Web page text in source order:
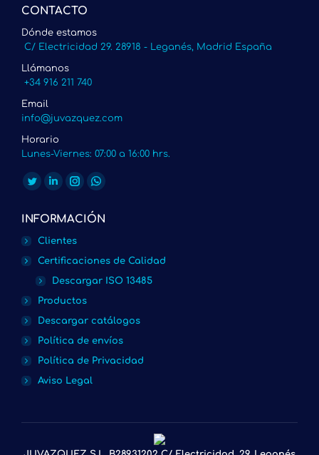
CONTACTO
Dónde estamos
C/ Electricidad 29. 28918 - Leganés, Madrid España
Llámanos
+34 916 211 740
Email
info@juvazquez.com
Horario
Lunes-Viernes: 07:00 a 16:00 hrs.
Encuéntranos en:
Twitter
opens
in
new
window
Linkedin
opens
in
new
window
Instagram
opens
in
new
window
Whatsapp
new
window
INFORMACIÓN
Clientes
Certificaciones de Calidad
Descargar ISO 13485
Productos
Descargar catálogos
Política de envíos
Política de Privacidad
Aviso Legal